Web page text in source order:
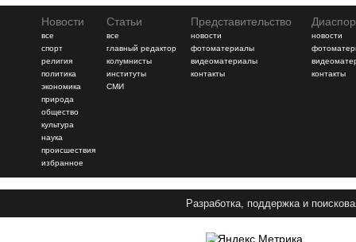
Новости
все
спорт
религия
политика
экономика
природа
общество
культура
наука
происшествия
избранное
Статьи
все
главный редактор
колумнисты
институты
СМИ
Представительство
новости
фотоматериалы
видеоматериалы
контакты
новости
контакты
Разработка, поддержка и